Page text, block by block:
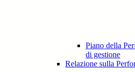
Piano della
di gestione
Relazione sulla